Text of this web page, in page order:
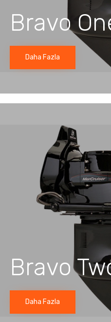
Bravo
Daha Fazla
Bravo
Daha Fazla